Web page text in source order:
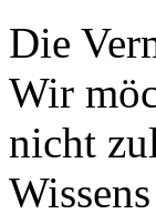
Die
Wir
nicht